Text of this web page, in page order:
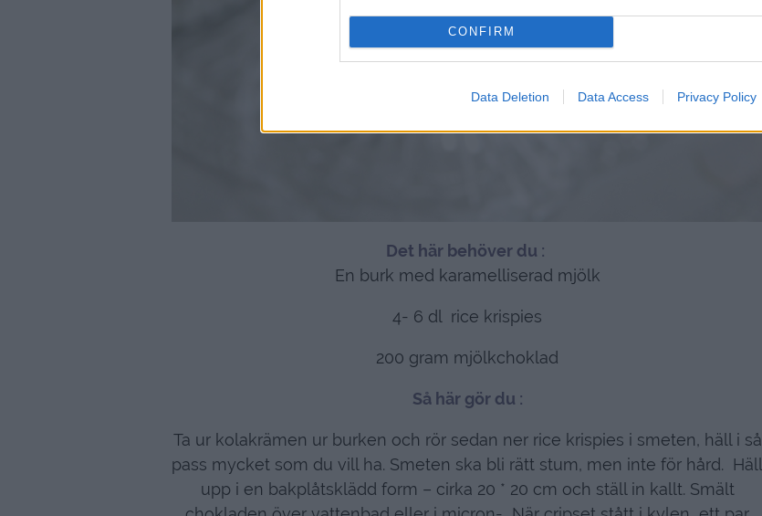
CONFIRM
Data Deletion Data Access Privacy Policy
Det här behöver du :
En burk med karamelliserad mjölk
4- 6 dl rice krispies
200 gram mjölkchoklad
Så här gör du :
Ta ur kolakrämen ur burken och rör sedan ner rice krispies i smeten, häll i så
pass mycket som du vill ha. Smeten ska bli rätt stum, men inte för hård. Häll
upp i en bakplåtsklädd form – cirka 20 * 20 cm och ställ in kallt. Smält